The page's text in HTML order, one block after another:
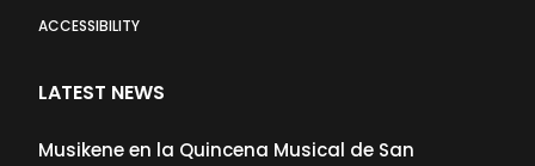
ACCESSIBILITY
LATEST NEWS
Musikene en la Quincena Musical de San